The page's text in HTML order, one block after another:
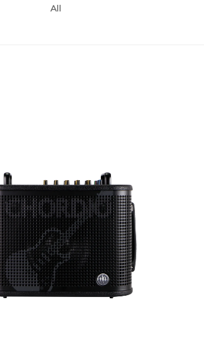
All